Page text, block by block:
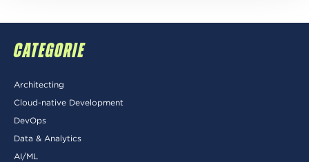
CATEGORIE
Architecting
Cloud-native Development
DevOps
Data & Analytics
AI/ML